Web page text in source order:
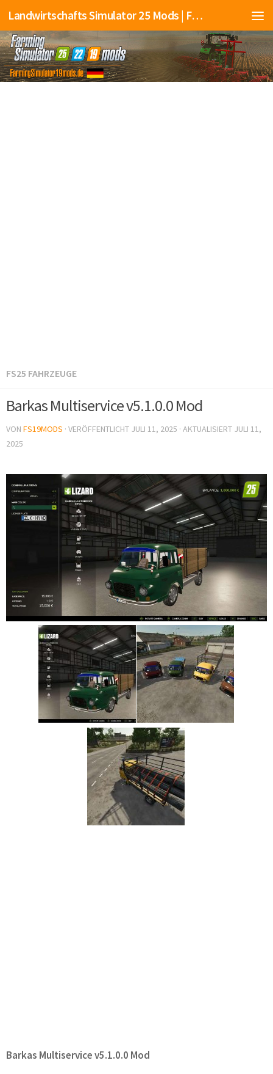
Landwirtschafts Simulator 25 Mods | Farming Simulator 25 Mods | FS25 Mods
FS25 FAHRZEUGE
Barkas Multiservice v5.1.0.0 Mod
VON FS19MODS · VERÖFFENTLICHT JULI 11, 2025 · AKTUALISIERT JULI 11,
2025
Barkas Multiservice v5.1.0.0 Mod